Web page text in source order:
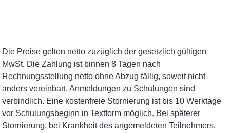
Die Preise gelten netto zuzüglich der gesetzlich gültigen
MwSt. Die Zahlung ist binnen 8 Tagen nach
Rechnungsstellung netto ohne Abzug fällig, soweit nicht
anders vereinbart. Anmeldungen zu Schulungen sind
verbindlich. Eine kostenfreie Stornierung ist bis 10 Werktage
vor Schulungsbeginn in Textform möglich. Bei späterer
Stornierung, bei Krankheit des angemeldeten Teilnehmers,